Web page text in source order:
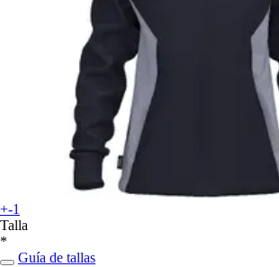
+-1
Talla
*
Guía de tallas